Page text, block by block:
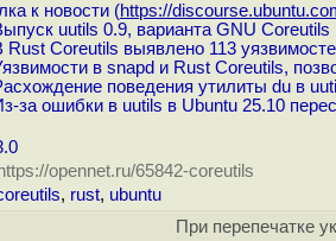
к новости (https://
uutils 0.9, варианта GNU Coreutils
Rust Coreutils выявлено 113
в snapd и Rust Сoreutils,
поведения утилиты du в
за ошибки в uutils в Ubuntu 25.10
opennet.ru/65842-coreutils
, rust, ubuntu
При перепечатке